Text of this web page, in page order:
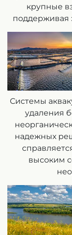
крупные
поддерживая
Системы
удаления
надежных
высоким